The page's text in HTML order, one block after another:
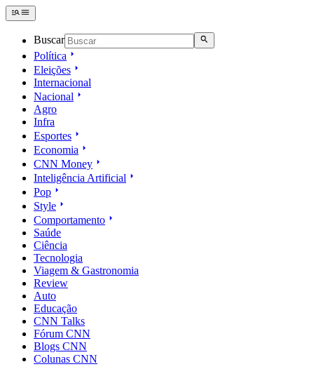
Buscar
Política
Eleições
Internacional
Nacional
Agro
Infra
Esportes
Economia
CNN Money
Inteligência Artificial
Pop
Style
Comportamento
Saúde
Ciência
Tecnologia
Viagem & Gastronomia
Review
Auto
Educação
CNN Talks
Fórum CNN
Blogs CNN
Colunas CNN